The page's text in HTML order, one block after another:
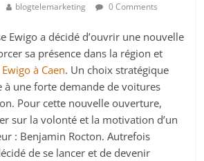
blogtelemarketing 0 Comments
Ewigo a décidé d’ouvrir une nouvelle
sa présence dans la région et
Ewigo à Caen. Un choix stratégique
une forte demande de voitures
Pour cette nouvelle ouverture,
sur la volonté et la motivation d’un
: Benjamin Rocton. Autrefois
de se lancer et de devenir